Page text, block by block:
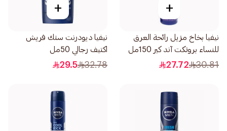
+
نيفيا بخاخ مزيل رائحة العرق
للنساء بروتكت آند كير 150مل
30.81
27.72
+
نيفيا ديودرنت ستك فريش
اكتيف رجالي 50مل
32.78
29.5